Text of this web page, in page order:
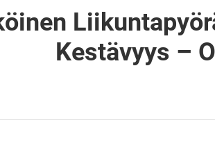
Kestävyys –